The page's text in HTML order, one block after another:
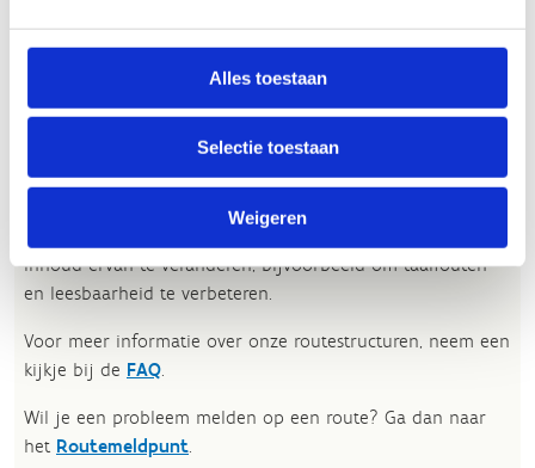
Alles toestaan
Selectie toestaan
Weigeren
fijnste plekken.
beoordelingsrichtlijnenvind je tips om een
oprecht nuttige beoordeling te schrijven. Respecteer je
onze richtlijnen niet, dan kunnen wij beslissen jouw
beoordelingen te verwijderen. Wij behouden ons het recht
om kleine aanpassingen aan te brengen in het
tekstgedeelte van jouw evaluatie zonder de feitelijke
inhoud ervan te veranderen, bijvoorbeeld om taalfouten
en leesbaarheid te verbeteren.​
Voor meer informatie over onze routestructuren, neem een
kijkje bij de FAQ.
Wil je een probleem melden op een route? Ga dan naar
het Routemeldpunt.